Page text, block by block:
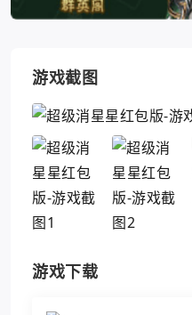
游戏截图
游戏下载